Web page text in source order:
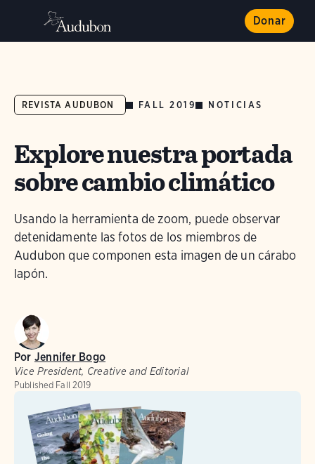
Donar
REVISTA AUDUBON FALL 2019 NOTICIAS
Explore nuestra portada
sobre cambio climático
Usando la herramienta de zoom, puede observar
detenidamente las fotos de los miembros de
Audubon que componen esta imagen de un cárabo
lapón.
Por Jennifer Bogo
Vice President, Creative and Editorial
Published Fall 2019